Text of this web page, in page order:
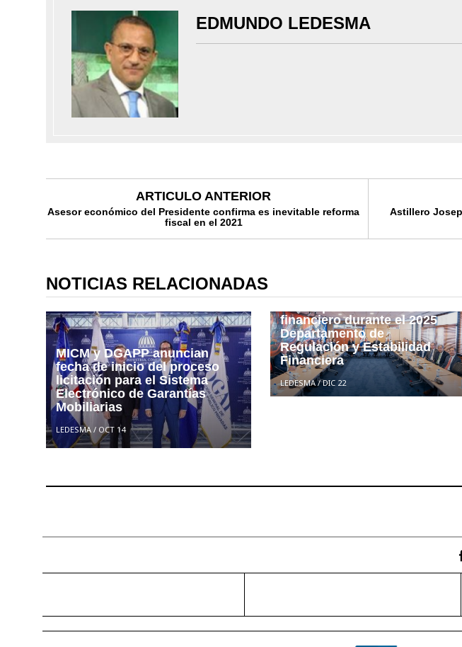
EDMUNDO LEDESMA
ARTICULO ANTERIOR
Asesor económico del Presidente confirma es inevitable reforma
fiscal en el 2021
Astillero
NOTICIAS RELACIONADAS
MICM y DGAPP anuncian
fecha de inicio del proceso
licitación para el Sistema
Electrónico de Garantías
Mobiliarias
LEDESMA / OCT 14
financiero durante el 2025
Departamento de
Regulación y Estabilidad
Financiera
LEDESMA/DIC 22